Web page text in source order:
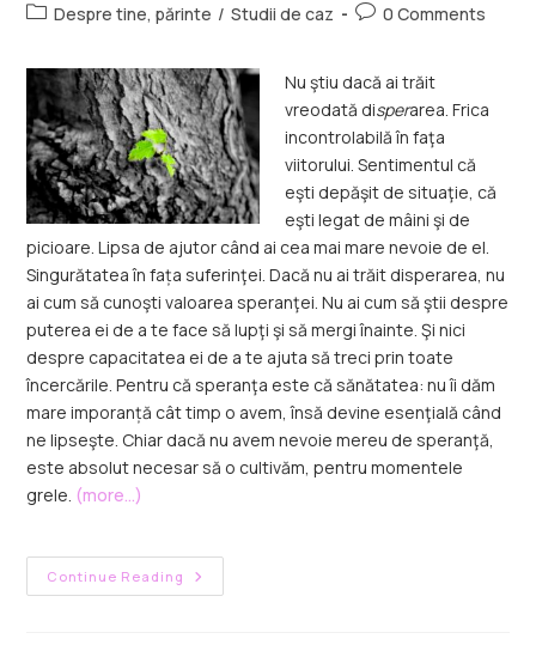
Despre tine, părinte / Studii de caz 0 Comments
Nu ştiu dacă ai trăit
vreodată disperarea. Frica
incontrolabilă în faţa
viitorului. Sentimentul că
eşti depăşit de situaţie, că
eşti legat de mâini şi de
picioare. Lipsa de ajutor când ai cea mai mare nevoie de el.
Singurătatea în fața suferinţei. Dacă nu ai trăit disperarea, nu
ai cum să cunoşti valoarea speranţei. Nu ai cum să ştii despre
puterea ei de a te face să lupţi şi să mergi înainte. Şi nici
despre capacitatea ei de a te ajuta să treci prin toate
încercările. Pentru că speranţa este că sănătatea: nu îi dăm
mare imporanță cât timp o avem, însă devine esenţială când
ne lipseşte. Chiar dacă nu avem nevoie mereu de speranţă,
este absolut necesar să o cultivăm, pentru momentele
grele. (more…)
Continue Reading